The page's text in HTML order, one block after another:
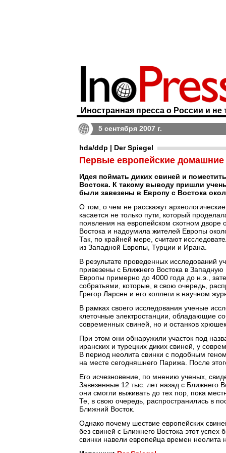
Иностранная пресса о России и не
5 сентября 2007 г.
hda/ddp | Der Spiegel
Первые европейские
Идея поймать диких свиней и
Востока. К такому выводу пришли
были завезены в Европу с Востока
О том, о чем не расскажут
касается не только пути, который
появления на европейском скотном
Востока и надоумила жителей Европы
Так, по крайней мере, считают
из Западной Европы, Турции и Ирана.
В результате проведенных исследований
привезены с Ближнего Востока в
Европы примерно до 4000 года до н.э.,
собратьями, которые, в свою очередь,
Грегор Ларсен и его коллеги в научном
В рамках своего исследования ученые
клеточные электростанции, обладающие
современных свиней, но и останков хрюшек
При этом они обнаружили участок под
иранских и турецких диких свиней, у
В период неолита свинки с подобным
на месте сегодняшнего Парижа. После
Его исчезновение, по мнению ученых,
Завезенные 12 тыс. лет назад с Ближнего
они смогли выживать до тех пор, пока
Те, в свою очередь, распространились в
Ближний Восток.
Однако почему шествие европейских
без свиней с Ближнего Востока этот
свинки навели европейца времен неолита